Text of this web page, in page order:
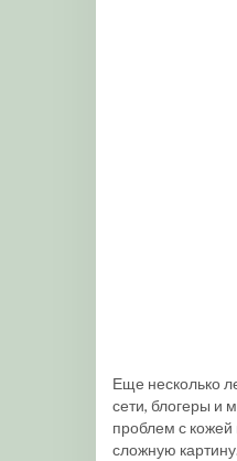
Еще несколько
сети, блогеры и
проблем с
сложную